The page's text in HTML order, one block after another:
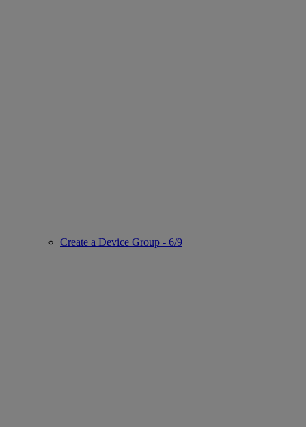
Create a Device Group - 6/9